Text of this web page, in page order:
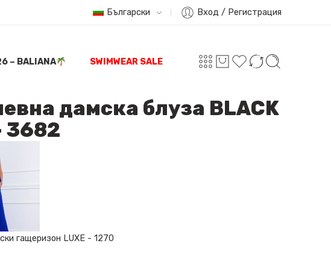
Български Вход / Регистрация
– BALIANA SWIMWEAR SALE
дамска блуза BLACK
3682
гащеризон LUXE - 1270